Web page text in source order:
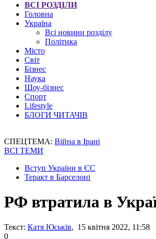
ВСІ РОЗДІЛИ
Головна
Україна
Всі новини розділу
Політика
Місто
Світ
Бізнес
Наука
Шоу-бізнес
Спорт
Lifestyle
БЛОГИ ЧИТАЧІВ
СПЕЦТЕМА: Війна в Ірані
ВСІ ТЕМИ
Вступ України в ЄС
Теракт в Барселоні
РФ втратила в
Текст: Катя Юськів, 15 квітня 2022, 11:58
0